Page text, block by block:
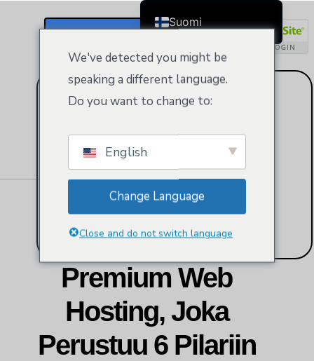
Premium Web
Hosting, Joka
Perustuu 6 Pilariin
We've detected you might be
speaking a different language.
Do you want to change to:
English
Change Language
Close and do not switch language
Suomi
Čeština
Ελληνικά
Français
Bahasa Indonesia
Italiano
Nederlands
한국어
Norsk bokmål
Polski